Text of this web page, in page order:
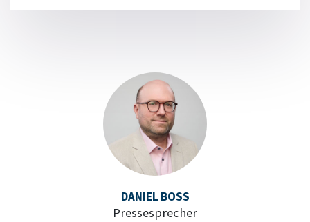
DANIEL BOSS
Pressesprecher